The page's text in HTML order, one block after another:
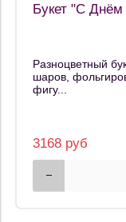
Букет "С
Разноцветный
шаров,
фигу...
3168 руб